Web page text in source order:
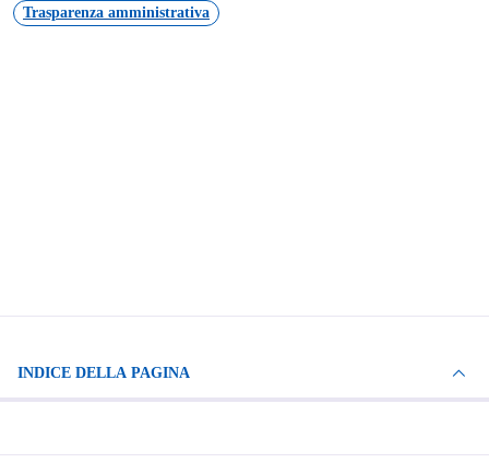
Trasparenza amministrativa
INDICE DELLA PAGINA